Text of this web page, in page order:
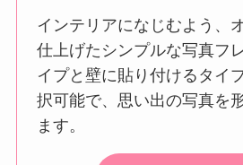
インテリアになじむよう、
仕上げたシンプルな写真フ
イプと壁に貼り付けるタイ
択可能で、思い出の写真を
ます。